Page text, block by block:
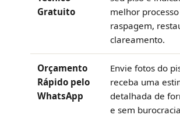
Gratuito
melhor processo
raspagem,
clareamento.
Orçamento
Rápido pelo
WhatsApp
Envie fotos do
receba uma
detalhada de
e sem